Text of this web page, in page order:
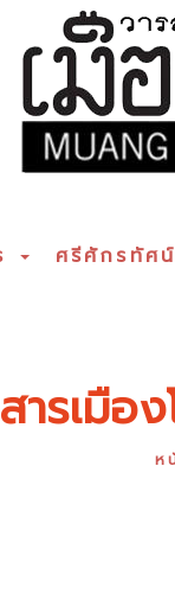
ศรีศักรทัศน์
ารเมื
ห